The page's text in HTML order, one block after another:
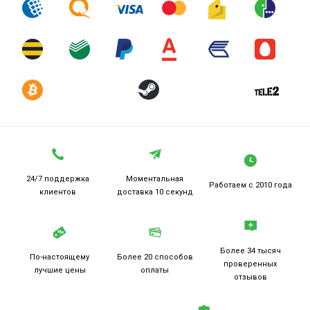
исходя из его предпочтений песни и фильмы в iTunes Store.
24/7 поддержка
клиентов
Моментальная
доставка 10 секунд
Работаем с 2010 года
По-настоящему
лучшие цены
Более 20 способов
оплаты
Более 34 тысяч
проверенных
отзывов